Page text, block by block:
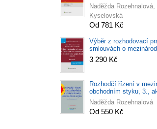
Naděžda
Kyselovská
Od 781 Kč
Výběr z rozhodovací
smlouvách o
3 290 Kč
Rozhodčí řízení v
obchodním styku, 3.,
Naděžda Rozehnalová
Od 550 Kč